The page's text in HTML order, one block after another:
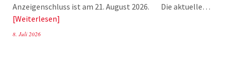
Anzeigenschluss ist am 21. August 2026. Die aktuelle…
Weiterlesen
8. Juli 2026